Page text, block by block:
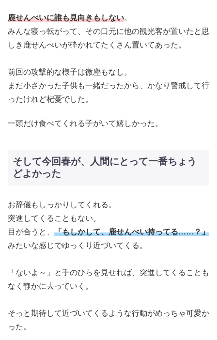
鹿せんべいに誰も見向きもしない。
みんな寝っ転がって、その口元に他の観光客が置いたと思
しき鹿せんべいが砕かれてたくさん置いてあった。
前回の攻撃的な様子は微塵もなし。
まだ小さかった子供も一緒だったから、かなり警戒して行
ったけれど杞憂でした。
一頭だけ食べてくれる子がいて嬉しかった。
そして今回春が、人間にとって一番ちょう
どよかった
お辞儀もしっかりしてくれる。
突進してくることもない。
目が合うと、 「もしかして、鹿せんべい持ってる……？」
みたいな感じでゆっくり近づいてくる。
「ないよ～」と手のひらを見せれば、突進してくることも
なく静かに去っていく。
そっと期待して近づいてくるような行動がめっちゃ可愛か
った。